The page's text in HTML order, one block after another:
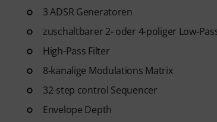
3 ADSR Generatoren
zuschaltbarer 2- oder 4-poliger Low-
High-Pass Filter
8-kanalige Modulations Matrix
32-step control Sequencer
Envelope Depth